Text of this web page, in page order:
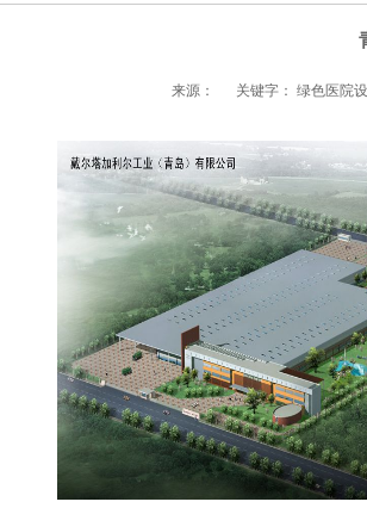
来源： 关键字： 绿色医院